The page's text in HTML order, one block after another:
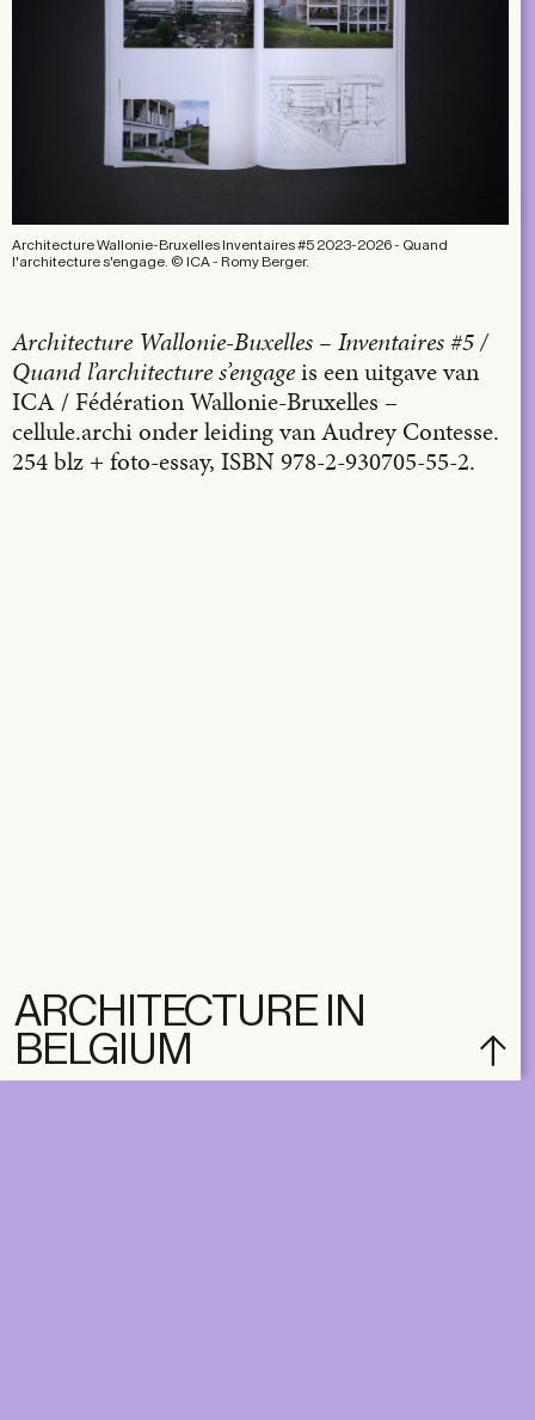
Architecture Wallonie-Bruxelles Inventaires #5 2023-2026 - Quand
l'architecture s'engage. © ICA - Romy Berger.
Architecture Wallonie-Buxelles – Inventaires #5 /
Quand l’architecture s’engageis een uitgave van
ICA / Fédération Wallonie-Bruxelles –
cellule.archi onder leiding van Audrey Contesse.
254 blz + foto-essay, ISBN 978-2-930705-55-2.
ARCHITECTURE IN
BELGIUM